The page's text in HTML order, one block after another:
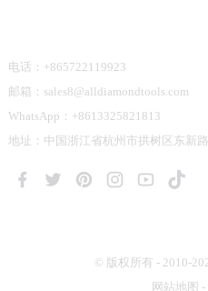
电话：+865722119923
邮箱：sales8@alldiamondtools.com
WhatsApp：+8613325821813
地址：中国浙江省杭州市拱树区东新路
© 版权所有 - 2010-
网站地图 -